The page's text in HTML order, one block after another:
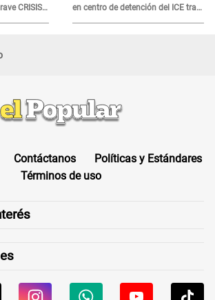
CRISIS
en centro de detención del ICE tras
sufrir una "emergencia médica"
Contáctanos
Políticas y Estándares
Términos de uso